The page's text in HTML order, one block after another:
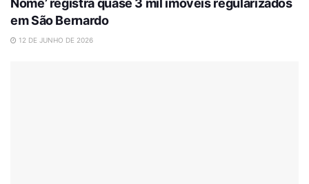
Nome’ registra quase 3 mil imóveis regularizados
em São Bernardo
12 DE JUNHO DE 2026